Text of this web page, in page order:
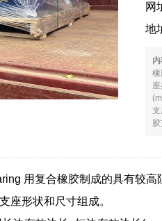
网
地
内
用复合橡胶制成的具有较高
座形状和尺寸组成。